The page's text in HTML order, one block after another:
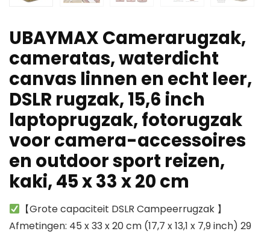
UBAYMAX Camerarugzak,
cameratas, waterdicht
canvas linnen en echt leer,
DSLR rugzak, 15,6 inch
laptoprugzak, fotorugzak
voor camera-accessoires
en outdoor sport reizen,
kaki, 45 x 33 x 20 cm
【Grote capaciteit DSLR Campeerrugzak 】
Afmetingen: 45 x 33 x 20 cm (17,7 x 13,1 x 7,9 inch) 29